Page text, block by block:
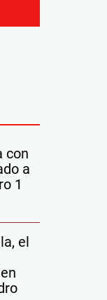
con
a
1
el